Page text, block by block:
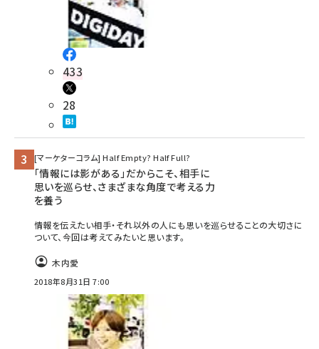
433
28
[マーケターコラム] Half Empty? Half Full?
「情報には影がある」だからこそ、相手に
思いを巡らせ、さまざまな角度で考える力
を養う
情報を伝えたい相手・それ以外の人にも思いを巡らせることの大切さに
ついて、今回は考えてみたいと思います。
木内愛
2018年8月31日 7:00